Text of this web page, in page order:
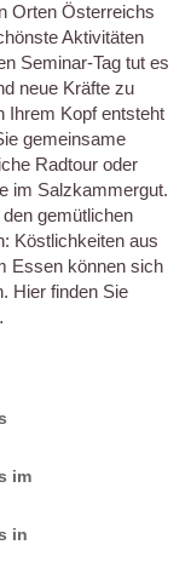
Orten Österreichs
Aktivitäten
Seminar-Tag tut es
neue Kräfte zu
Ihrem Kopf entsteht
gemeinsame
Radtour oder
im Salzkammergut.
gemütlichen
Köstlichkeiten aus
Essen können sich
Hier finden Sie
im
in